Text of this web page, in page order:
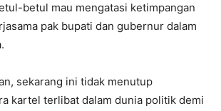
betul mau mengatasi ketimpangan
pak bupati dan gubernur dalam
sekarang ini tidak menutup
kartel terlibat dalam dunia politik demi